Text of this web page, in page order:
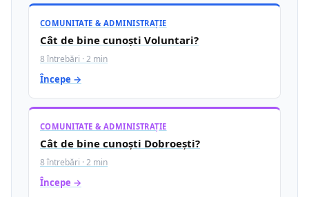
COMUNITATE & ADMINISTRAȚIE
Cât de bine cunoști Voluntari?
8 întrebări · 2 min
Începe →
COMUNITATE & ADMINISTRAȚIE
Cât de bine cunoști Dobroești?
8 întrebări · 2 min
Începe →